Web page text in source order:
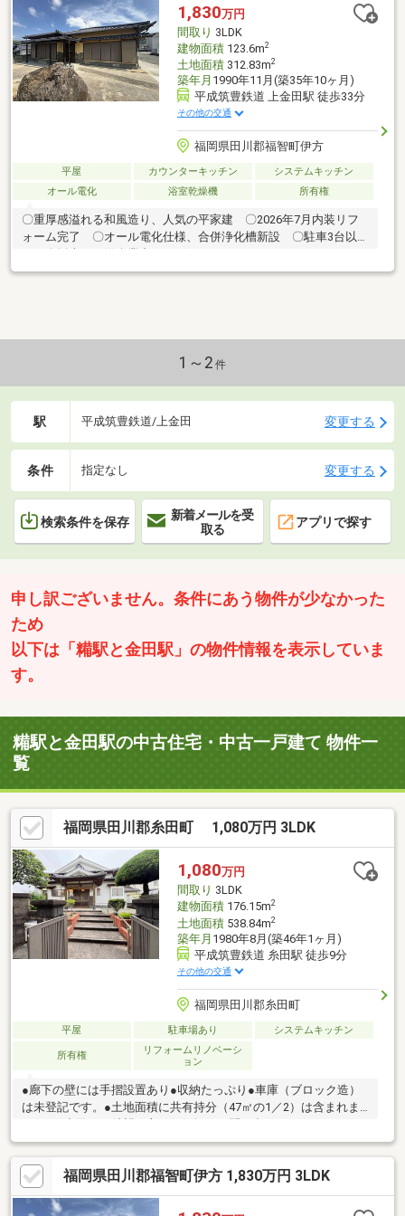
1,830万円
間取り 3LDK
建物面積123.6m2
土地面積312.83m2
築年月 1990年11月(築35年10ヶ月)
平成筑豊鉄道 上金田駅 徒歩33分
その他の交通
福岡県田川郡福智町伊方
平屋 カウンターキッチン
システムキッチン
オール電化
浴室乾燥機 所有権
〇重厚感溢れる和風造り、人気の平家建 〇2026年7月内装リフ
ォーム完了 〇オール電化仕様、合併浄化槽新設 〇駐車3台以上
1～2 件
駅 平成筑豊鉄道/上金田 変更する
条件 指定なし 変更する
検索条件を保存
新着メールを受
取る
アプリで探す
申し訳ございません。条件にあう物件が少なかった
ため
以下は「糒駅と金田駅」の物件情報を表示していま
す。
糒駅と金田駅の中古住宅・中古一戸建て 物件一
覧
福岡県田川郡糸田町 1,080万円 3LDK
1,080万円
間取り 3LDK
建物面積176.15m2
土地面積538.84m2
築年月 1980年8月(築46年1ヶ月)
平成筑豊鉄道 糸田駅 徒歩9分
その他の交通
福岡県田川郡糸田町
平屋 駐車場あり システムキッチン
所有権
リフォームリノベーシ
ョン
●廊下の壁には手摺設置あり●収納たっぷり●車庫（ブロック造）
は未登記です。●土地面積に共有持分（47㎡の1／2）は含まれま
福岡県田川郡福智町伊方 1,830万円 3LDK